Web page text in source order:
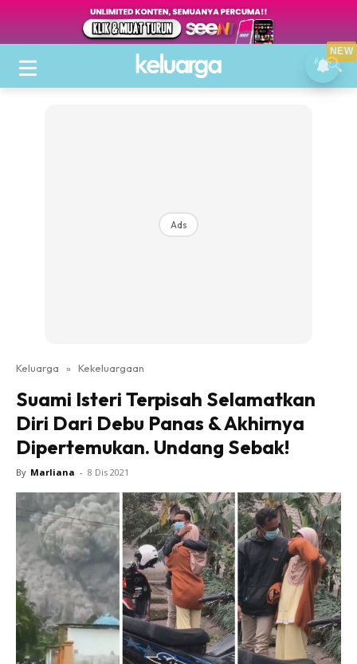
Ads
Keluarga » Kekeluargaan
Suami Isteri Terpisah Selamatkan
Diri Dari Debu Panas & Akhirnya
Dipertemukan. Undang Sebak!
By Marliana - 8 Dis 2021
NEW